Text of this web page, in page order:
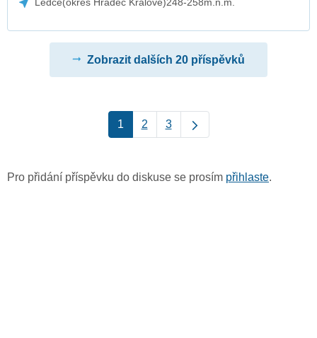
Ledce(okres Hradec Králové)248-258m.n.m.
Zobrazit dalších 20 příspěvků
1 2 3
Pro přidání příspěvku do diskuse se prosím přihlaste.